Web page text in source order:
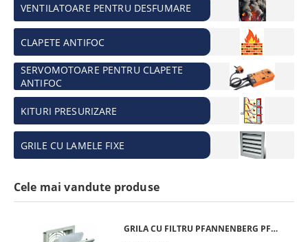
VENTILATOARE PENTRU DESFUMARE
CLAPETE ANTIFOC
SERVOMOTOARE PENTRU CLAPETE
ANTIFOC
KITURI PRESURIZARE
GRILE CU LAMELE FIXE
Cele mai vandute produse
GRILA CU FILTRU PFANNENBERG PFA 10.000